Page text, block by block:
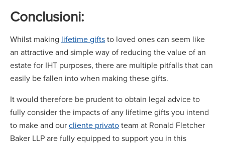
Conclusioni:
Whilst making lifetime giftsto loved ones can seem like
an attractive and simple way of reducing the value of an
estate for IHT purposes, there are multiple pitfalls that can
easily be fallen into when making these gifts.
It would therefore be prudent to obtain legal advice to
fully consider the impacts of any lifetime gifts you intend
to make and ourcliente privatoteam at Ronald Fletcher
Baker LLP are fully equipped to support you in this